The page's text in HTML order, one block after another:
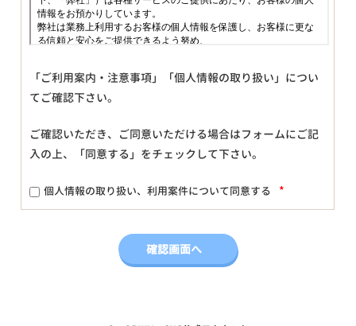
「ご利用案内・注意事項」「個人情報の取り扱い」につい
てご確認下さい。
ご確認いただき、ご同意いただける場合はフォームにご記
入の上、「同意する」をチェックして下さい。
個人情報の取り扱い、利用案件について同意する *